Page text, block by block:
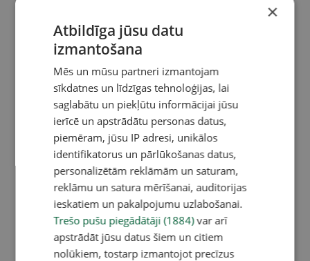
×
Atbildīga jūsu datu
izmantošana
Mēs un mūsu partneri izmantojam
sīkdatnes un līdzīgas tehnoloģijas, lai
saglabātu un piekļūtu informācijai jūsu
ierīcē un apstrādātu personas datus,
piemēram, jūsu IP adresi, unikālos
identifikatorus un pārlūkošanas datus,
personalizētām reklāmām un saturam,
reklāmu un satura mērīšanai, auditorijas
ieskatiem un pakalpojumu uzlabošanai.
Trešo pušu piegādātāji (1884)var arī
apstrādāt jūsu datus šiem un citiem
nolūkiem, tostarp izmantojot precīzus